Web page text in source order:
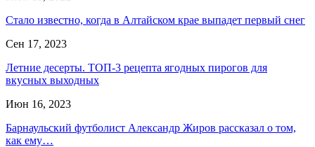
Стало известно, когда в Алтайском крае выпадет первый снег
Сен 17, 2023
Летние десерты. ТОП-3 рецепта ягодных пирогов для
вкусных выходных
Июн 16, 2023
Барнаульский футболист Александр Жиров рассказал о том,
как ему…